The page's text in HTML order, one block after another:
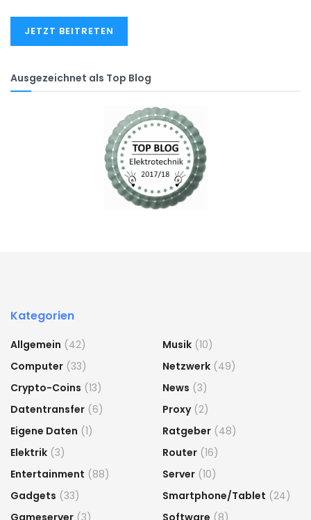
JETZT BEITRETEN
Ausgezeichnet als Top Blog
Kategorien
Allgemein (42)
Computer (33)
Crypto-Coins (13)
Datentransfer (6)
Eigene Daten (1)
Elektrik (3)
Entertainment (88)
Gadgets (33)
Gameserver (3)
Musik (10)
Netzwerk (49)
News (3)
Proxy(2)
Ratgeber (48)
Router (16)
Server (10)
Smartphone/Tablet (24)
Software (8)